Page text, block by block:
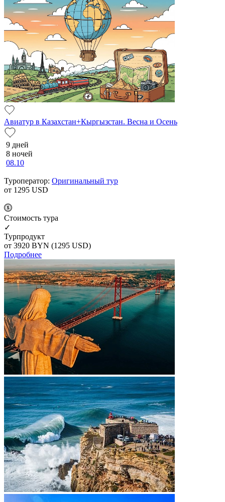
Авиатур в Казахстан+Кыргызстан. Весна и Осень
9 дней
8 ночей
08.10
Туроператор: Оригинальный тур
от 1295 USD
Cтоимость тура
✓
Турпродукт
от 3920 BYN (1295 USD)
Подробнее